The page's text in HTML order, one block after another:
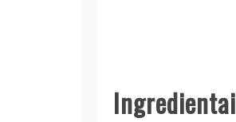
Ingredientai